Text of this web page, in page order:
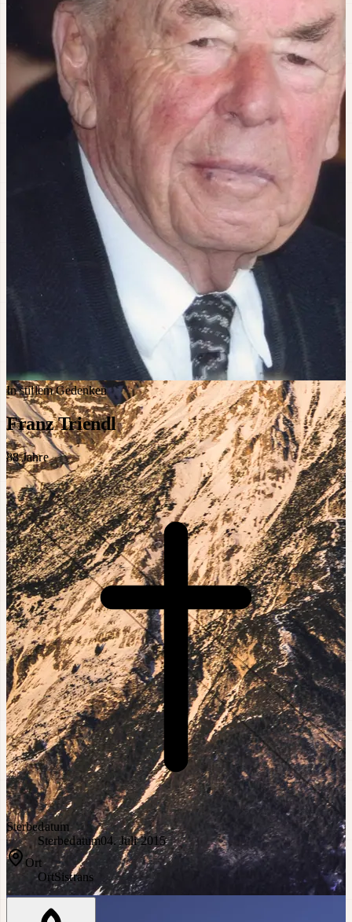
In stillem Gedenken
Franz Triendl
88Jahre
Sterbedatum
Sterbedatum04. Juli 2015
Ort
OrtSistrans